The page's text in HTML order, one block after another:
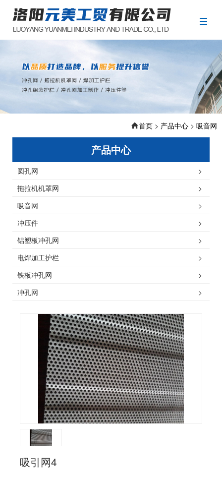
首页 > 产品中心 > 吸音网
产品中心
>
圆孔网
>
拖拉机机罩网
>
吸音网
>
冲压件
>
铝塑板冲孔网
>
电焊加工护栏
>
铁板冲孔网
>
冲孔网
吸引网4